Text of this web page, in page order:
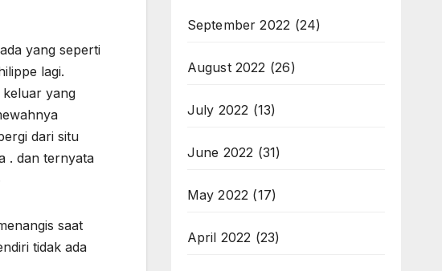
yang seperti
lagi.
keluar yang
dari situ
. dan ternyata
saat
tidak ada
September 2022 (24)
August 2022 (26)
July 2022 (13)
June 2022 (31)
May 2022 (17)
April 2022 (23)